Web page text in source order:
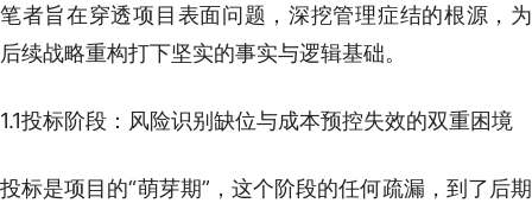
笔者旨在穿透项目表面问题，深挖管理症结的根源，为
后续战略重构打下坚实的事实与逻辑基础。
1.1投标阶段：风险识别缺位与成本预控失效的双重困境
投标是项目的“萌芽期”，这个阶段的任何疏漏，到了后期